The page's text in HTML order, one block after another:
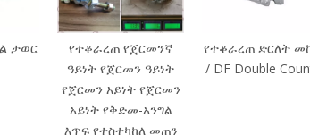
ታወር
የተቆራረጠ የጀርመንኛ
ዓይነት የጀርመን ዓይነት
የጀርመን አይነት የጀርመን
አይነት የቅድመ-አንግል
እጥፍ የተስተካከለ መጠን
የተቆራረጠ ድርለት
/ DF Double